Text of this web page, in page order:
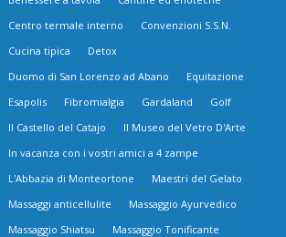
Centro termale interno
Convenzioni S.S.N.
Cucina tipica
Detox
Duomo di San Lorenzo ad Abano
Equitazione
Esapolis
Fibromialgia Gardaland
Golf
Il Castello del Catajo
Il Museo del Vetro D'Arte
In vacanza con i vostri amici a 4 zampe
L'Abbazia di Monteortone
Maestri del Gelato
Massaggi anticellulite
Massaggio Ayurvedico
Massaggio Shiatsu
Massaggio Tonificante